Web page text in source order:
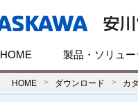
HOME 製品・ソリュー
HOME ダウンロード カ